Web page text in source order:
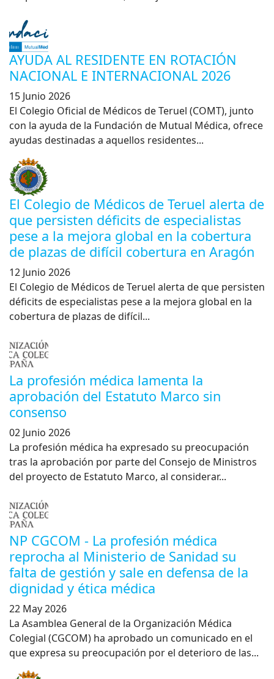
AYUDA AL RESIDENTE EN ROTACIÓN
NACIONAL E INTERNACIONAL 2026
15 Junio 2026
El Colegio Oficial de Médicos de Teruel (COMT), junto
con la ayuda de la Fundación de Mutual Médica, ofrece
ayudas destinadas a aquellos residentes...
El Colegio de Médicos de Teruel alerta de
que persisten déficits de especialistas
pese a la mejora global en la cobertura
de plazas de difícil cobertura en Aragón
12 Junio 2026
El Colegio de Médicos de Teruel alerta de que persisten
déficits de especialistas pese a la mejora global en la
cobertura de plazas de difícil...
La profesión médica lamenta la
aprobación del Estatuto Marco sin
consenso
02 Junio 2026
La profesión médica ha expresado su preocupación
tras la aprobación por parte del Consejo de Ministros
del proyecto de Estatuto Marco, al considerar...
NP CGCOM - La profesión médica
reprocha al Ministerio de Sanidad su
falta de gestión y sale en defensa de la
dignidad y ética médica
22 May 2026
La Asamblea General de la Organización Médica
Colegial (CGCOM) ha aprobado un comunicado en el
que expresa su preocupación por el deterioro de las...